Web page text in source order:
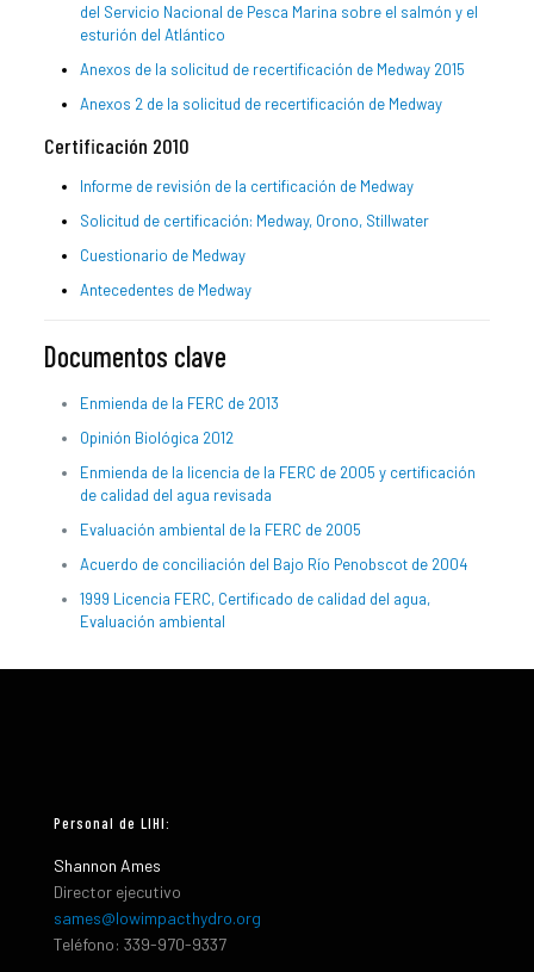
del Servicio Nacional de Pesca Marina sobre el salmón y el
esturión del Atlántico
Anexos de la solicitud de recertificación de Medway 2015
Anexos 2 de la solicitud de recertificación de Medway
Certificación 2010
Informe de revisión de la certificación de Medway
Solicitud de certificación: Medway, Orono, Stillwater
Cuestionario de Medway
Antecedentes de Medway
Documentos clave
Enmienda de la FERC de 2013
Opinión Biológica 2012
Enmienda de la licencia de la FERC de 2005 y certificación
de calidad del agua revisada
Evaluación ambiental de la FERC de 2005
Acuerdo de conciliación del Bajo Río Penobscot de 2004
1999 Licencia FERC, Certificado de calidad del agua,
Evaluación ambiental
Personal de LIHI:
Shannon Ames
Director ejecutivo
sames@lowimpacthydro.org
Teléfono: 339-970-9337